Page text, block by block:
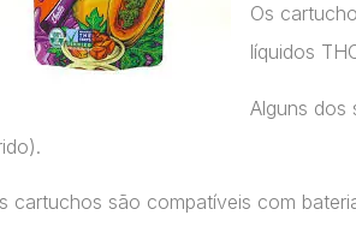
Os
líquidos
Alguns dos
cartuchos são compatíveis com